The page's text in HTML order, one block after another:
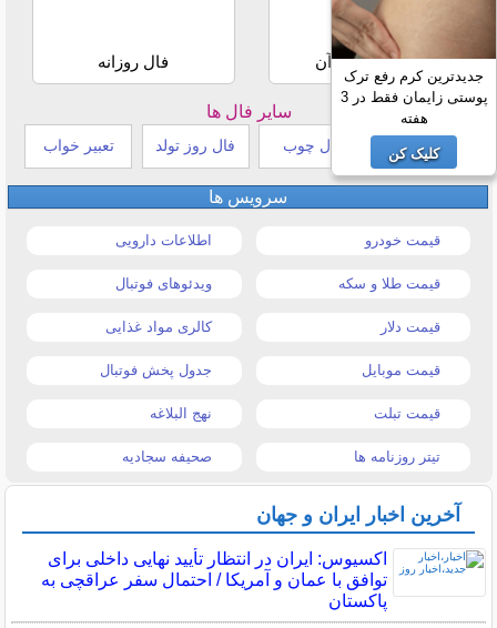
استخاره با قرآن فال روزانه
سایر فال ها
طالع بینی هندی فال چوب فال روز تولد تعبیر خواب
سرویس ها
قیمت خودرو اطلاعات دارویی
قیمت طلا و سکه ویدئوهای فوتبال
قیمت دلار کالری مواد غذایی
قیمت موبایل جدول پخش فوتبال
قیمت تبلت نهج البلاغه
تیتر روزنامه ها صحیفه سجادیه
آخرین اخبار ایران و جهان
اکسیوس: ایران در انتظار تأیید نهایی داخلی برای
توافق با عمان و آمریکا / احتمال سفر عراقچی به
پاکستان
جدیدترین کرم رفع ترک
پوستی زایمان فقط در 3
هفته
کلیک کن